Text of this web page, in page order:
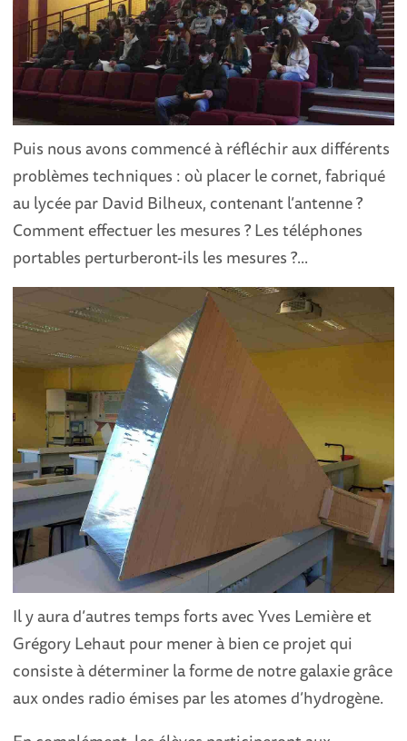
Puis nous avons commencé à réfléchir aux différents
problèmes techniques : où placer le cornet, fabriqué
au lycée par David Bilheux, contenant l’antenne ?
Comment effectuer les mesures ? Les téléphones
portables perturberont-ils les mesures ?...
Il y aura d’autres temps forts avec Yves Lemière et
Grégory Lehaut pour mener à bien ce projet qui
consiste à déterminer la forme de notre galaxie grâce
aux ondes radio émises par les atomes d’hydrogène.